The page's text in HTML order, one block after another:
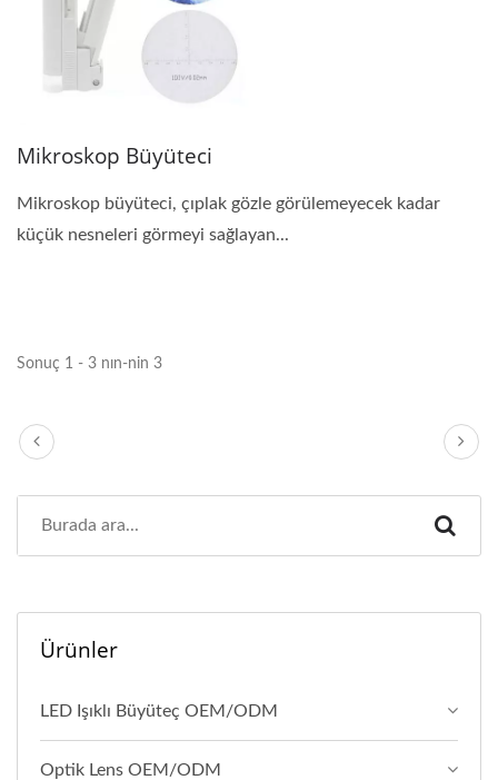
Mikroskop Büyüteci
Mikroskop büyüteci, çıplak gözle görülemeyecek kadar
küçük nesneleri görmeyi sağlayan...
Sonuç 1 - 3 nın-nin 3
Ürünler
LED Işıklı Büyüteç OEM/ODM
Optik Lens OEM/ODM